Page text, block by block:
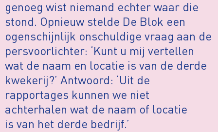
genoeg wist niemand echter waar die
stond. Opnieuw stelde De Blok een
ogenschijnlijk onschuldige vraag aan de
persvoorlichter: ‘Kunt u mij vertellen
wat de naam en locatie is van de derde
kwekerij?’ Antwoord: ‘Uit de
rapportages kunnen we niet
achterhalen wat de naam of locatie
is van het derde bedrijf.’